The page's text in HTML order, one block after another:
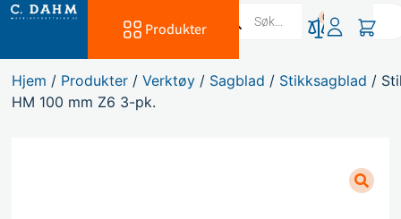
Produkter
0
Hjem / Produkter /Verktøy / Sagblad / Stikksagblad /
HM 100 mm Z6 3-pk.